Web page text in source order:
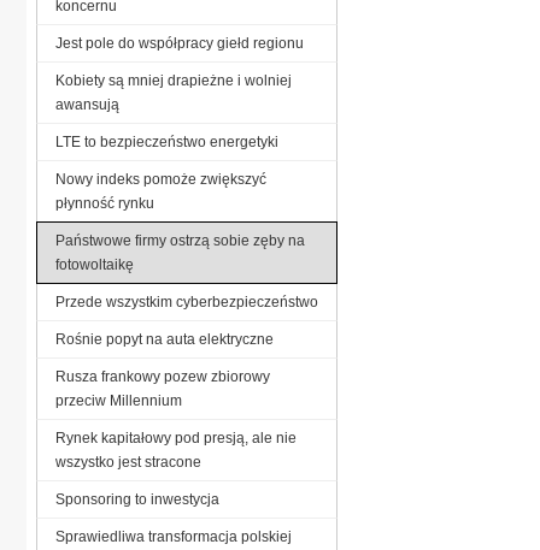
koncernu
Jest pole do współpracy giełd regionu
Kobiety są mniej drapieżne i wolniej
awansują
LTE to bezpieczeństwo energetyki
Nowy indeks pomoże zwiększyć
płynność rynku
Państwowe firmy ostrzą sobie zęby na
fotowoltaikę
Przede wszystkim cyberbezpieczeństwo
Rośnie popyt na auta elektryczne
Rusza frankowy pozew zbiorowy
przeciw Millennium
Rynek kapitałowy pod presją, ale nie
wszystko jest stracone
Sponsoring to inwestycja
Sprawiedliwa transformacja polskiej